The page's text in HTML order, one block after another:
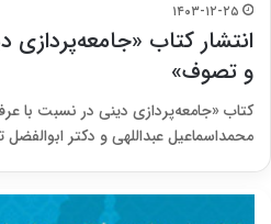
۱۴۰۳-۱۲-۲۵
انتشار کتاب «جامعه‌پردازی
و تصوف»
کتاب «جامعه‌پردازی دینی در نسبت با
محمداسماعیل عبداللهی و دکتر